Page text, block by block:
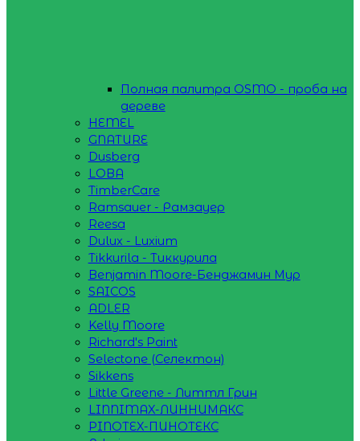
Полная палитра OSMO - проба на
дереве
HEMEL
GNATURE
Dusberg
LOBA
TimberCare
Ramsauer - Рамзауер
Reesa
Dulux - Luxium
Tikkurila - Тиккурила
Benjamin Moore-Бенджамин Мур
SAICOS
ADLER
Kelly Moore
Richard's Paint
Selectone (Селектон)
Sikkens
Little Greene - Литтл Грин
LINNIMAX-ЛИННИМАКС
PINOTEX-ПИНОТЕКС